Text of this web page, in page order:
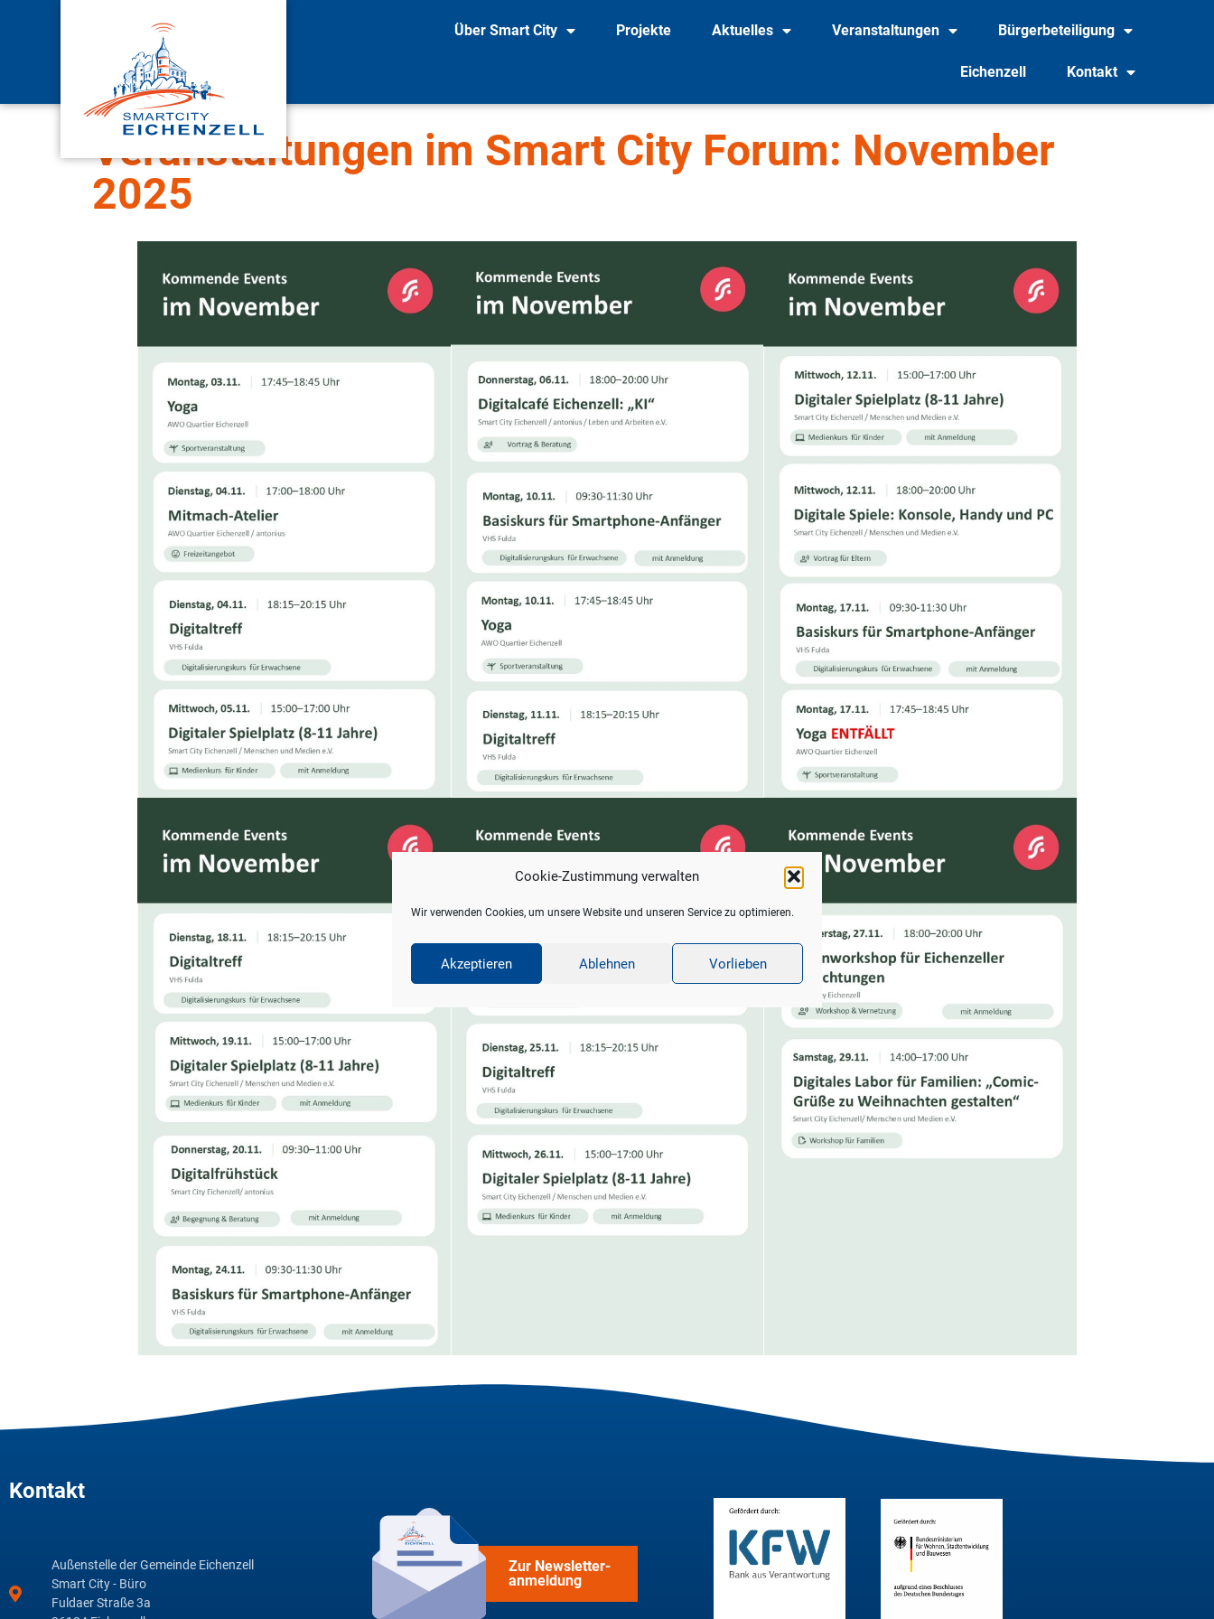
Cookie-Zustimmung verwalten
Wir verwenden Cookies, um unsere Website und unseren Service zu optimieren.
Akzeptieren Ablehnen Vorlieben
Über Smart City Projekte Aktuelles Veranstaltungen Bürgerbeteiligung
Eichenzell Kontakt
Veranstaltungen im Smart City Forum: November
2025
Kontakt
Außenstelle der Gemeinde Eichenzell
Smart City - Büro
Fuldaer Straße 3a
Zur Newsletter-
anmeldung